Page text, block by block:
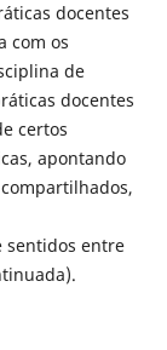
docentes
com os
de
docentes
certos
apontando
sentidos entre